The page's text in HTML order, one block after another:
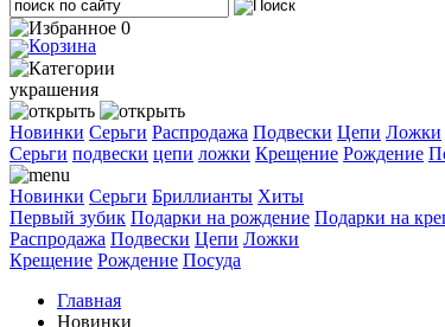
0
украшения
Новинки Серьги Распродажа Подвески Цепи Ложки
Cерьги подвески цепи ложки Крещение Рождение
Новинки Серьги Бриллианты Хиты
Первый зубик Подарки на рождение Подарки на
Распродажа Подвески Цепи Ложки
Крещение Рождение Посуда
Главная
Новинки